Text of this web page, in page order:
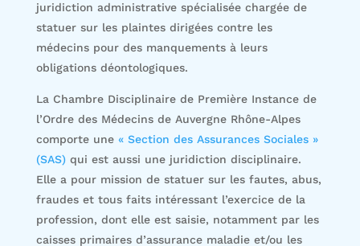
juridiction administrative spécialisée chargée de
statuer sur les plaintes dirigées contre les
médecins pour des manquements à leurs
obligations déontologiques.
La Chambre Disciplinaire de Première Instance de
l’Ordre des Médecins de Auvergne Rhône-Alpes
comporte une « Section des Assurances Sociales »
(SAS)qui est aussi une juridiction disciplinaire.
Elle a pour mission de statuer sur les fautes, abus,
fraudes et tous faits intéressant l’exercice de la
profession, dont elle est saisie, notamment par les
caisses primaires d’assurance maladie et/ou les